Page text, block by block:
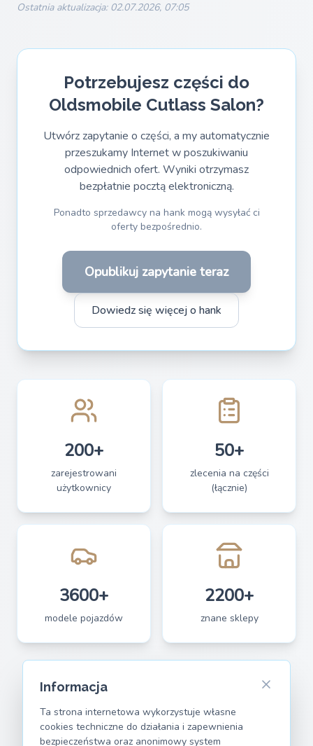
Ostatnia aktualizacja: 02.07.2026, 07:05
Potrzebujesz części do
Oldsmobile Cutlass Salon?
Utwórz zapytanie o części, a my automatycznie
przeszukamy Internet w poszukiwaniu
odpowiednich ofert. Wyniki otrzymasz
bezpłatnie pocztą elektroniczną.
Ponadto sprzedawcy na hank mogą wysyłać ci
oferty bezpośrednio.
Opublikuj zapytanie teraz
Dowiedz się więcej o hank
200+
zarejestrowani
użytkownicy
50+
zlecenia na części
(łącznie)
3600+
modele pojazdów
2200+
znane sklepy
Informacja
Ta strona internetowa wykorzystuje własne
cookies techniczne do działania i zapewnienia
bezpieczeństwa oraz anonimowy system